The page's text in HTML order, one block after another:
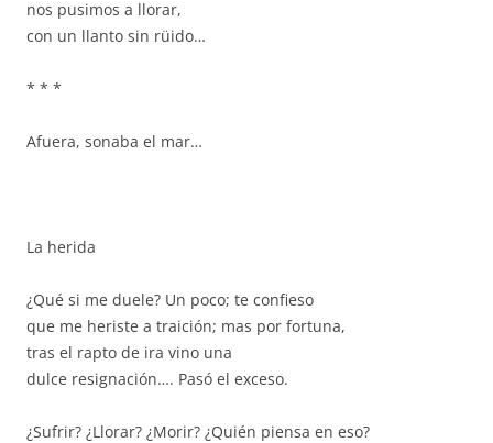
nos pusimos a llorar,
con un llanto sin rüido…
* * *
Afuera, sonaba el mar…
La herida
¿Qué si me duele? Un poco; te confieso
que me heriste a traición; mas por fortuna,
tras el rapto de ira vino una
dulce resignación…. Pasó el exceso.
¿Sufrir? ¿Llorar? ¿Morir? ¿Quién piensa en eso?